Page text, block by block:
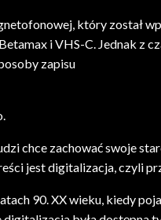
który został
i VHS-C. Jednak z
zapisu
chce zachować swoje
jest digitalizacja, czyli
90. XX wieku, kiedy